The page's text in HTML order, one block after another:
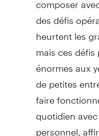
des défis
heurtent les
mais ces
énormes aux
de petites
faire
quotidien
personnel,